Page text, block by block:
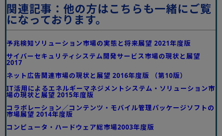
関連記事：他の方はこちらも一緒にご覧
になっております。
予兆検知ソリューション市場の実態と将来展望 2021年度版
サイバーセキュリティシステム開発サービス市場の現状と展望
2017
ネット広告関連市場の現状と展望 2016年度版 （第10版）
IT活用によるエネルギーマネジメントシステム・ソリューション市
場の現状と展望 2015年度版
コラボレーション／コンテンツ・モバイル管理パッケージソフトの
市場展望 2014年度版
コンピュータ・ハードウェア総市場2003年度版